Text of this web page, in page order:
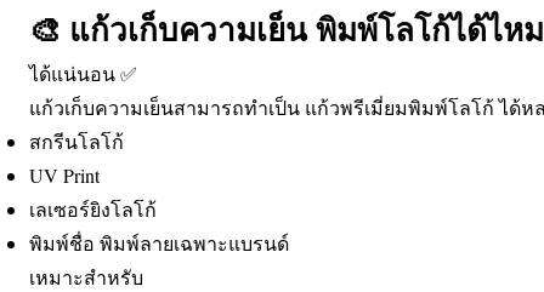
🎨 แก้วเก็บความเย็น พิมพ์โลโก้ได้ไห
ได้แน่นอน ✅
แก้วเก็บความเย็นสามารถทำเป็น แก้วพรีเมี่ยมพิมพ์โลโก้ ได้ห
สกรีนโลโก้
UV Print
เลเซอร์ยิงโลโก้
พิมพ์ชื่อ พิมพ์ลายเฉพาะแบรนด์
เหมาะสำหรับ